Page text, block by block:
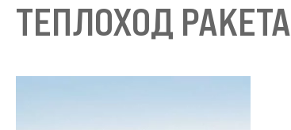
ТЕПЛОХОД РАКЕТА